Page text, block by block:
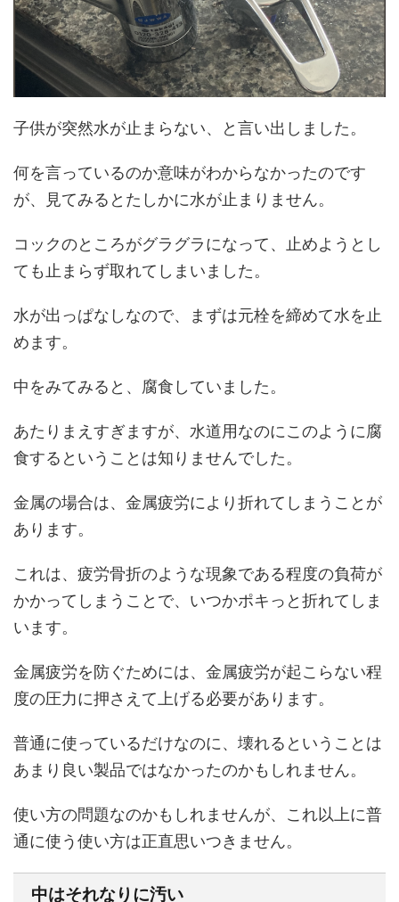
子供が突然水が止まらない、と言い出しました。
何を言っているのか意味がわからなかったのです
が、見てみるとたしかに水が止まりません。
コックのところがグラグラになって、止めようとし
ても止まらず取れてしまいました。
水が出っぱなしなので、まずは元栓を締めて水を止
めます。
中をみてみると、腐食していました。
あたりまえすぎますが、水道用なのにこのように腐
食するということは知りませんでした。
金属の場合は、金属疲労により折れてしまうことが
あります。
これは、疲労骨折のような現象である程度の負荷が
かかってしまうことで、いつかポキっと折れてしま
います。
金属疲労を防ぐためには、金属疲労が起こらない程
度の圧力に押さえて上げる必要があります。
普通に使っているだけなのに、壊れるということは
あまり良い製品ではなかったのかもしれません。
使い方の問題なのかもしれませんが、これ以上に普
通に使う使い方は正直思いつきません。
中はそれなりに汚い